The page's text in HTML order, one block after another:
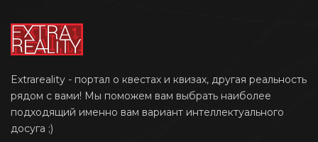
Extrareality - портал о квестах и квизах, другая реальность
рядом с вами! Мы поможем вам выбрать наиболее
подходящий именно вам вариант интеллектуального
досуга ;)